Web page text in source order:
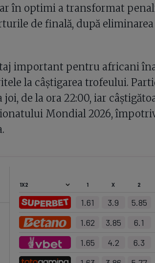
în optimi a transformat
de finală, după eliminarea
important pentru africani
la câștigarea trofeului.
de la ora 22:00, iar
Mondial 2026,
1 X 2
1.61 3.9 5.85
1.62
3.85 6.1
1.65
4.2 6.3